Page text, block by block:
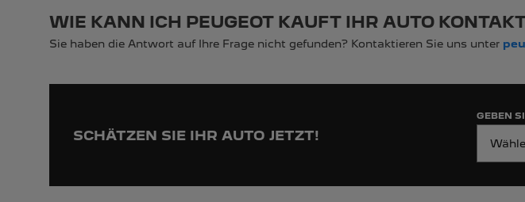
WIE KANN ICH PEUGEOT KAUFT IHR AUTO
Sie haben die Antwort auf Ihre Frage nicht gefunden? Kontaktieren Sie uns unter
SCHÄTZEN SIE IHR AUTO JETZT!
GEBEN